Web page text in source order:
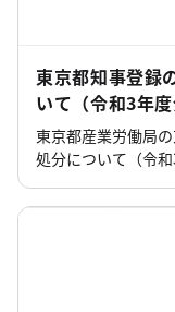
東京都知事登録
いて（令和3年度
東京都産業労働局
処分について（令